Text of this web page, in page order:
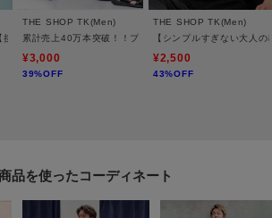
。
工）のご案内】有料
ビスを選択し、股下の長さを入力して下さい。
接触冷感/吸水速乾/UVカット/透け防止/遮熱】BO-NO TEE/
THE SHOP TK(Men)
累計売上40万本突破！！プレミアムスキニーパンツ 【
¥3,000
39%OFF
THE SHOP TK(Men)
【シンプルすぎない大人
¥2,500
43%OFF
品を使った